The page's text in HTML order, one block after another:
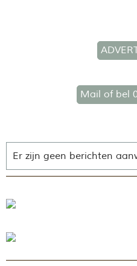
Mail of bel
Er zijn geen berichten